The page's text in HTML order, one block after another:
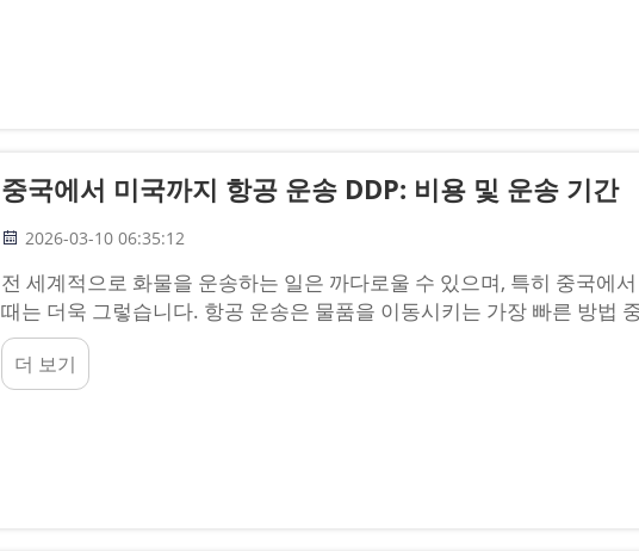
중국에서 미국까지 항공 운송 DDP: 비용 및 운송 기간
2026-03-10 06:35:12
전 세계적으로 화물을 운송하는 일은 까다로울 수 있으며, 특히 중국에
때는 더욱 그렇습니다. 항공 운송은 물품을 이동시키는 가장 빠른 방법
는 옵션인 DDP(Delivered Duty Paid, 관세 납부 완료 조건)가 있습니다.
과 관세를 부담한다는 의미입니다...
더 보기